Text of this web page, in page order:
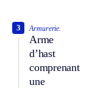
Armurerie.
Arme
d’hast
comprenant
une
3